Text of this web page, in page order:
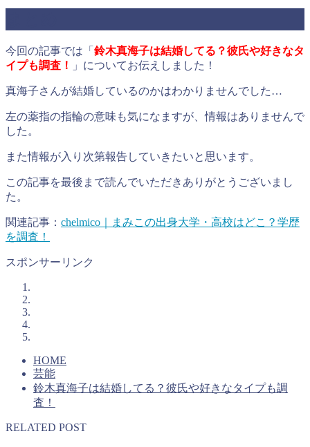
今回の記事では「 鈴木真海子は結婚してる？彼氏や好きなタ
イプも調査！
」についてお伝えしました！
真海子さんが結婚しているのかはわかりませんでした…
左の薬指の指輪の意味も気になますが、情報はありませんで
した。
また情報が入り次第報告していきたいと思います。
この記事を最後まで読んでいただきありがとうございまし
た。
関連記事： chelmico｜まみこの出身大学・高校はどこ？学歴
を調査！
スポンサーリンク
HOME
芸能
鈴木真海子は結婚してる？彼氏や好きなタイプも調
査！
RELATED POST